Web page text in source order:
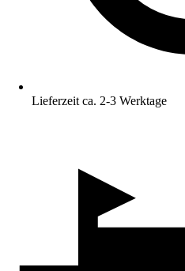
Lieferzeit ca. 2-3 Werktage